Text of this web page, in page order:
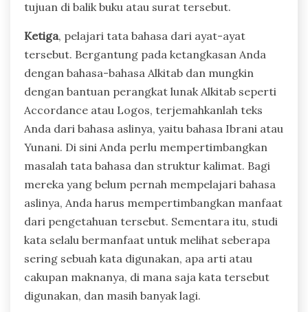
tujuan di balik buku atau surat tersebut.
Ketiga, pelajari tata bahasa dari ayat-ayat
tersebut. Bergantung pada ketangkasan Anda
dengan bahasa-bahasa Alkitab dan mungkin
dengan bantuan perangkat lunak Alkitab seperti
Accordance atau Logos, terjemahkanlah teks
Anda dari bahasa aslinya, yaitu bahasa Ibrani atau
Yunani. Di sini Anda perlu mempertimbangkan
masalah tata bahasa dan struktur kalimat. Bagi
mereka yang belum pernah mempelajari bahasa
aslinya, Anda harus mempertimbangkan manfaat
dari pengetahuan tersebut. Sementara itu, studi
kata selalu bermanfaat untuk melihat seberapa
sering sebuah kata digunakan, apa arti atau
cakupan maknanya, di mana saja kata tersebut
digunakan, dan masih banyak lagi.